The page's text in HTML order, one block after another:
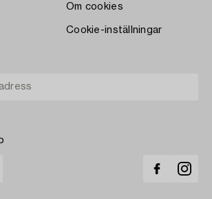
Om cookies
Cookie-inställningar